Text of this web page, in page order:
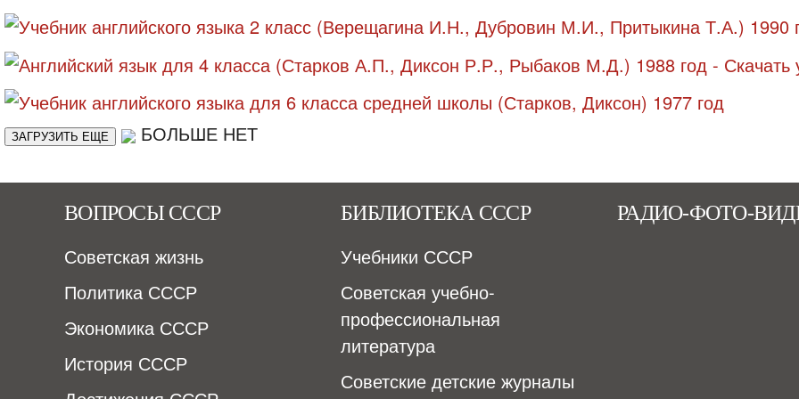
ЗАГРУЗИТЬ ЕЩЕ БОЛЬШЕ НЕТ
ВОПРОСЫ СССР
Советская жизнь
Политика СССР
Экономика СССР
История СССР
БИБЛИОТЕКА СССР
Учебники СССР
Советская учебно-
профессиональная
литература
Советские детские журналы
РАДИО-ФОТО-